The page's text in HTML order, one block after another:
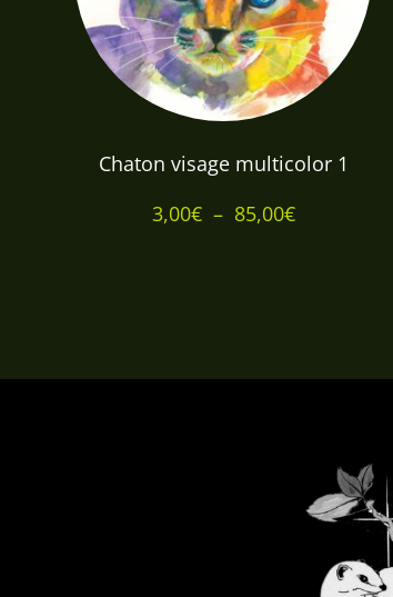
Chaton visage multicolor 1
3,00€ – 85,00€Plage